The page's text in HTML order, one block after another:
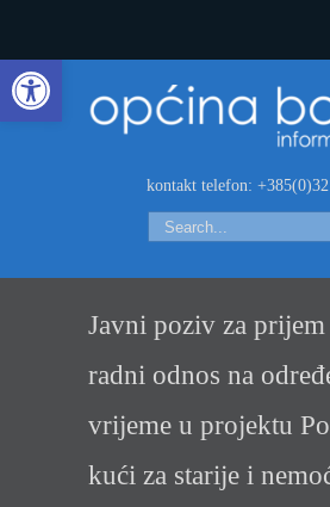
Open toolbar
kontakt telefon:
Javni poziv za prijem
radni odnos na
vrijeme u projektu
kući za starije i